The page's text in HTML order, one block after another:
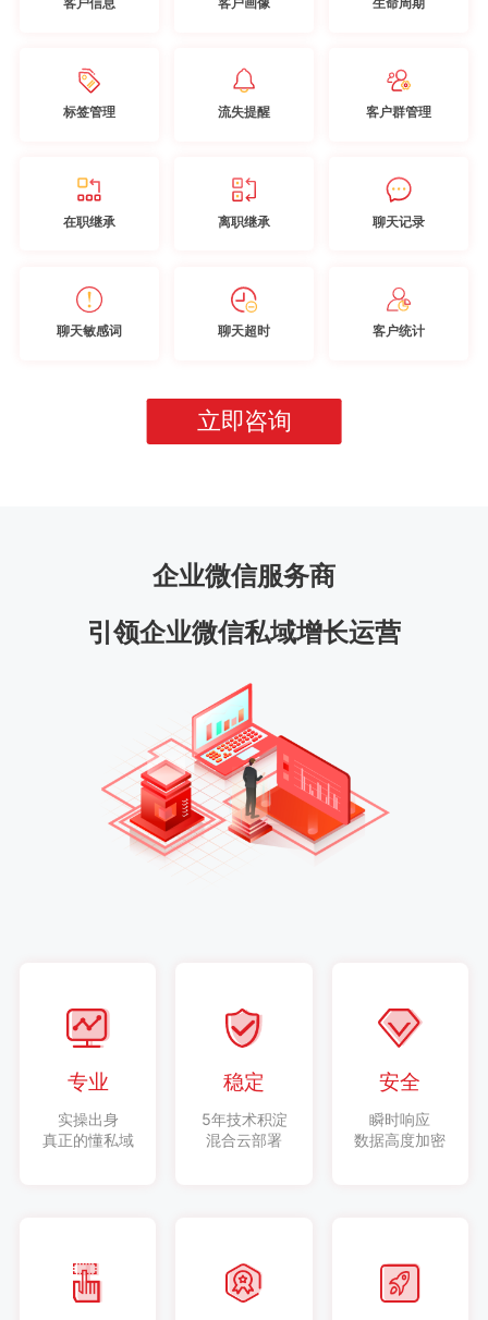
标签管理 流失提醒 客户群管理
在职继承 离职继承 聊天记录
聊天敏感词 聊天超时 客户统计
立即咨询
企业微信服务商
引领企业微信私域增长运营
专业
实操出身
真正的懂私域
稳定
5年技术积淀
混合云部署
安全
瞬时响应
数据高度加密